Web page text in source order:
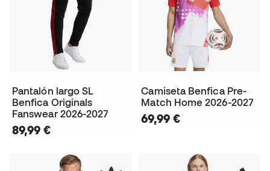
Pantalón largo SL
Benfica Originals
Fanswear 2026-2027
89,99 €
Camiseta Benfica Pre-
Match Home 2026-2027
69,99 €